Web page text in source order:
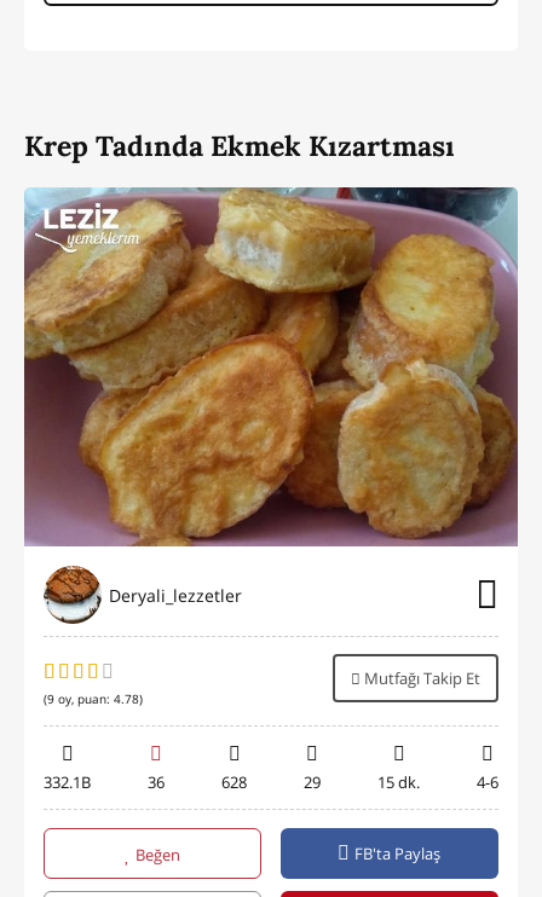
Krep Tadında Ekmek Kızartması
Deryali_lezzetler
(9 oy, puan: 4.78)
Mutfağı Takip Et
332.1B 36 628 29 15 dk. 4-6
Beğen FB'ta Paylaş